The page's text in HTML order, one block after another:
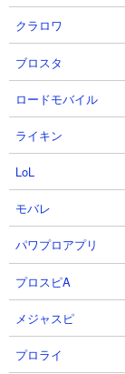
上げて本能全解放
とこのにゃんまが
算。もちろん体力
多く作れないかも
力はとんでもない
３．コストも再生
通常3,000円かか
ます。なので序盤
迎撃役として出撃
しだけ我慢すれば
ンも多く、逆転の
また再生産時間も
ステージ上に2～3
複数体が金棒をぶ
ってしまうぐらいで
クラロワ
ブロスタ
ロードモバイル
ライキン
LoL
モバレ
パワプロアプリ
プロスピA
メジャスピ
プロライ